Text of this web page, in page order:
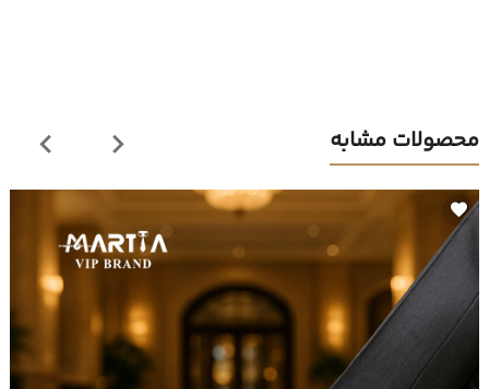
محصولات مشابه